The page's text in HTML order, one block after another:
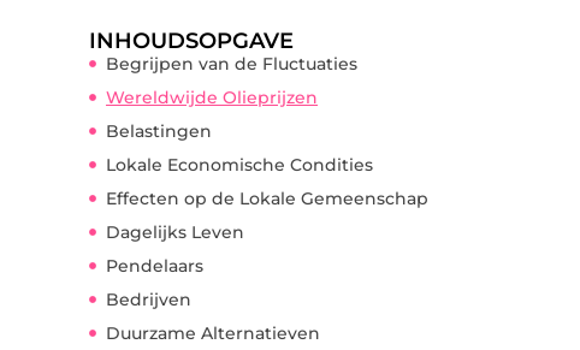
INHOUDSOPGAVE
Begrijpen van de Fluctuaties
Wereldwijde Olieprijzen
Belastingen
Lokale Economische Condities
Effecten op de Lokale Gemeenschap
Dagelijks Leven
Pendelaars
Bedrijven
Duurzame Alternatieven